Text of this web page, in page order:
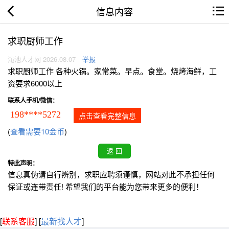
信息内容
求职厨师工作
渑池人才网 2026.08.07 举报
求职厨师工作 各种火锅。家常菜。早点。食堂。烧烤海鲜，工
资要求6000以上
联系人手机/微信：
198****5272 点击查看完整信息
(查看需要10金币)
特此声明：
信息真伪请自行辨别，求职应聘须谨慎，网站对此不承担任何
保证或连带责任! 希望我们的平台能为您带来更多的便利！
[联系客服] [最新找人才]